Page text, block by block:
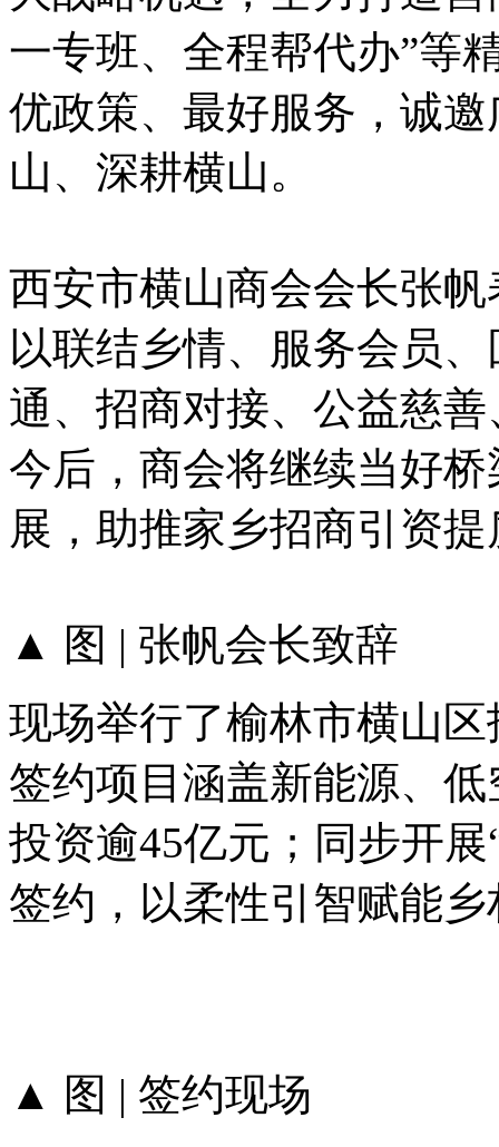
一专班、全程帮代办”等
优政策、最好服务，诚
山、深耕横山。
西安市横山商会会长张
以联结乡情、服务会员
通、招商对接、公益慈
今后，商会将继续当好
展，助推家乡招商引资
▲ 图 | 张帆会长致辞
现场举行了榆林市横山
签约项目涵盖新能源、
投资逾45亿元；同步开
签约，以柔性引智赋能
▲ 图 | 签约现场